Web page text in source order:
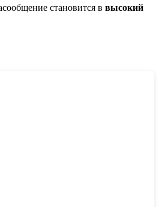
становится в высокий